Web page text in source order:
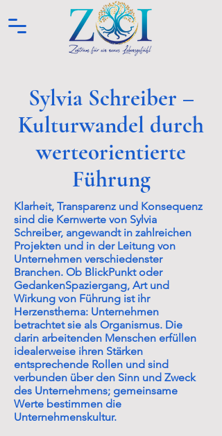
Sylvia Schreiber –
Kulturwandel durch
werteorientierte
Führung
Klarheit, Transparenz und Konsequenz
sind die Kernwerte von Sylvia
Schreiber, angewandt in zahlreichen
Projekten und in der Leitung von
Unternehmen verschiedenster
Branchen. Ob BlickPunkt oder
GedankenSpaziergang, Art und
Wirkung von Führung ist ihr
Herzensthema: Unternehmen
betrachtet sie als Organismus. Die
darin arbeitenden Menschen erfüllen
idealerweise ihren Stärken
entsprechende Rollen und sind
verbunden über den Sinn und Zweck
des Unternehmens; gemeinsame
Werte bestimmen die
Unternehmenskultur.